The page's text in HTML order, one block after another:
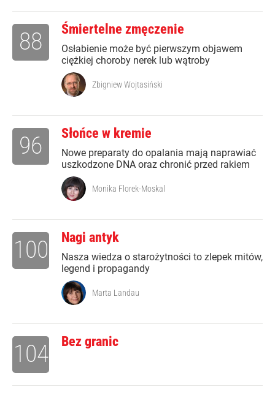
Śmiertelne zmęczenie
Osłabienie może być pierwszym objawem
ciężkiej choroby nerek lub wątroby
88
Zbigniew Wojtasiński
Słońce w kremie
Nowe preparaty do opalania mają naprawiać
uszkodzone DNA oraz chronić przed rakiem
96
Monika Florek-Moskal
Nagi antyk
Nasza wiedza o starożytności to zlepek mitów,
legend i propagandy
100
Marta Landau
Bez granic
104